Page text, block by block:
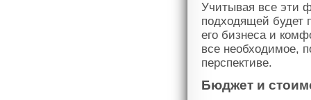
Учитывая все эти
подходящей будет
его бизнеса и
все необходимое,
перспективе.
Бюджет и